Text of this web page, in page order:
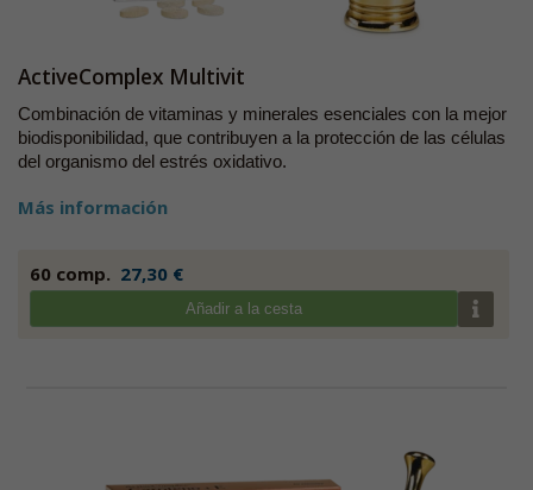
ActiveComplex Multivit
Combinación de vitaminas y minerales esenciales con la mejor
biodisponibilidad, que contribuyen a la protección de las células
del organismo del estrés oxidativo.
Más información
60 comp. 27,30 €
Añadir a la cesta